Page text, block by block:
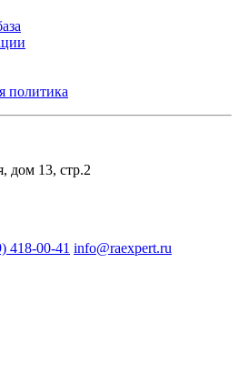
политика
дом 13, стр.2
418-00-41 info@raexpert.ru